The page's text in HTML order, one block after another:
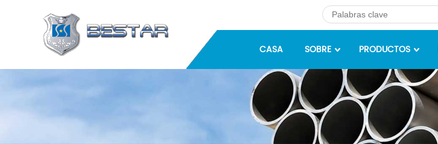
CASA SOBRE PRODUCTOS